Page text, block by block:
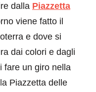
dalla Piazzetta
viene fatto il
e dove si
dai colori e dagli
fare un giro nella
Piazzetta delle